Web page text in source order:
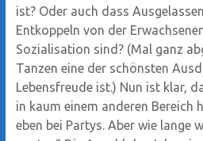
ist? Oder auch dass
Entkoppeln von der
Sozialisation sind? (Mal ganz
Tanzen eine der schönsten
Lebensfreude ist.) Nun ist klar,
in kaum einem anderen
eben bei Partys. Aber wie lange